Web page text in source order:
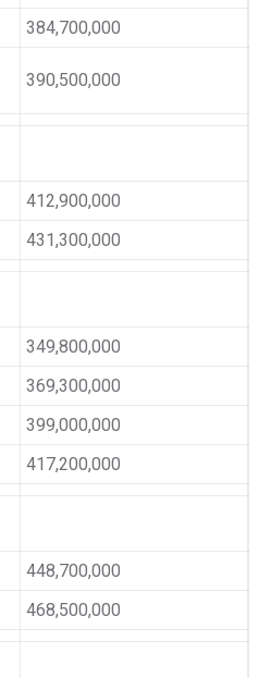
384,700,000
390,500,000
412,900,000
431,300,000
349,800,000
369,300,000
399,000,000
417,200,000
448,700,000
468,500,000